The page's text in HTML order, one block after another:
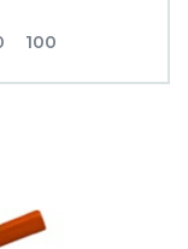
100